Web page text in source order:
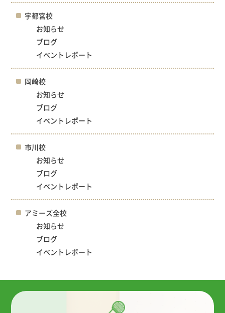
宇都宮校
お知らせ
ブログ
イベントレポート
岡崎校
お知らせ
ブログ
イベントレポート
市川校
お知らせ
ブログ
イベントレポート
アミーズ全校
お知らせ
ブログ
イベントレポート